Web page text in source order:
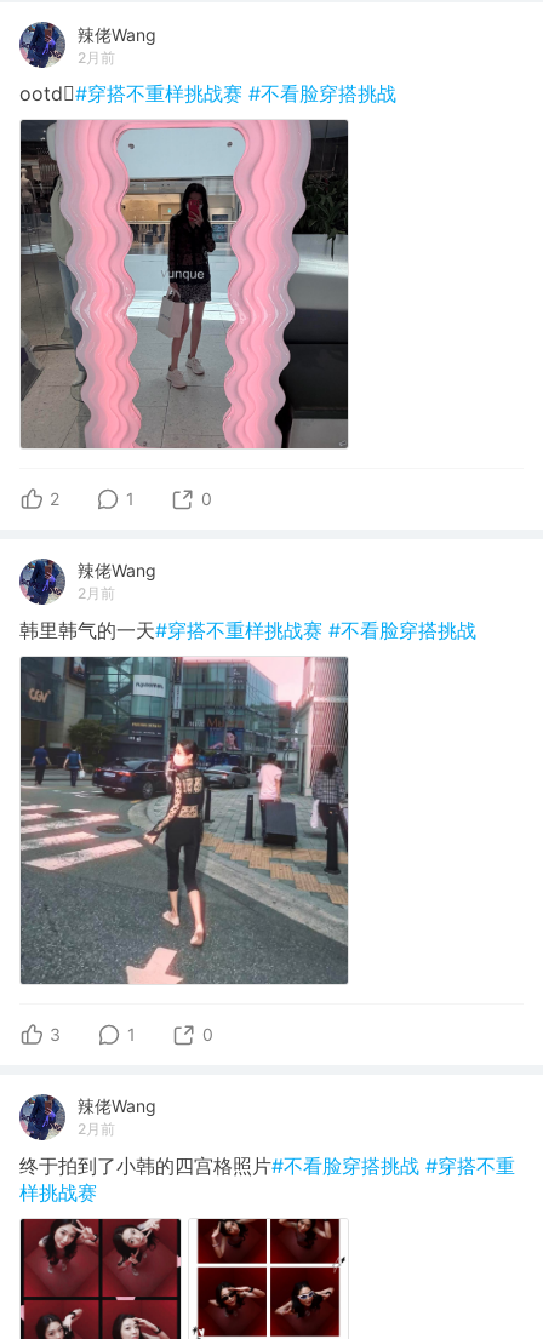
辣佬Wang
2月前
ootd🫪#穿搭不重样挑战赛 #不看脸穿搭挑战
2 1 0
辣佬Wang
2月前
韩里韩气的一天#穿搭不重样挑战赛 #不看脸穿搭挑战
3 1 0
辣佬Wang
2月前
终于拍到了小韩的四宫格照片#不看脸穿搭挑战 #穿搭不重
样挑战赛